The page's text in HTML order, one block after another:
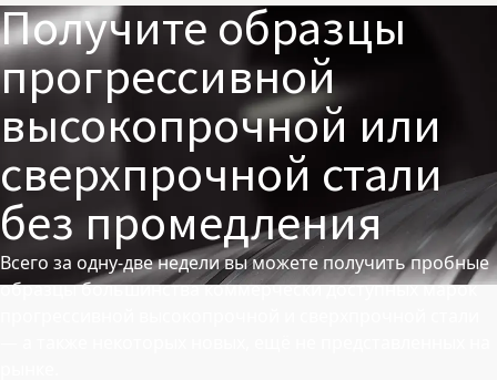
Получите образцы
прогрессивной
высокопрочной или
сверхпрочной стали
без промедления
Всего за одну-две недели вы можете получить пробные
образцы большинства коммерчески доступных марок